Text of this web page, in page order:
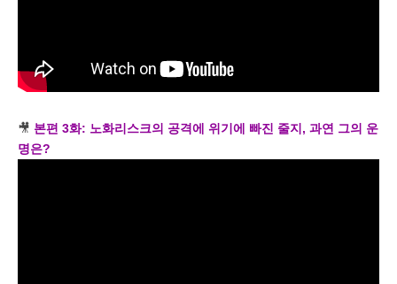
🎥 본편 3화: 노화리스크의 공격에 위기에 빠진 줄지, 과연 그의 운
명은?